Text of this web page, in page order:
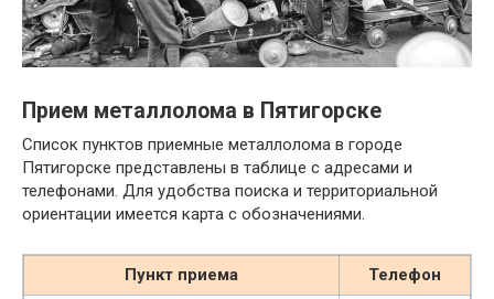
Прием металлолома в Пятигорске
Список пунктов приемные металлолома в городе
Пятигорске представлены в таблице с адресами и
телефонами. Для удобства поиска и территориальной
ориентации имеется карта с обозначениями.
Пункт приема
Телефон